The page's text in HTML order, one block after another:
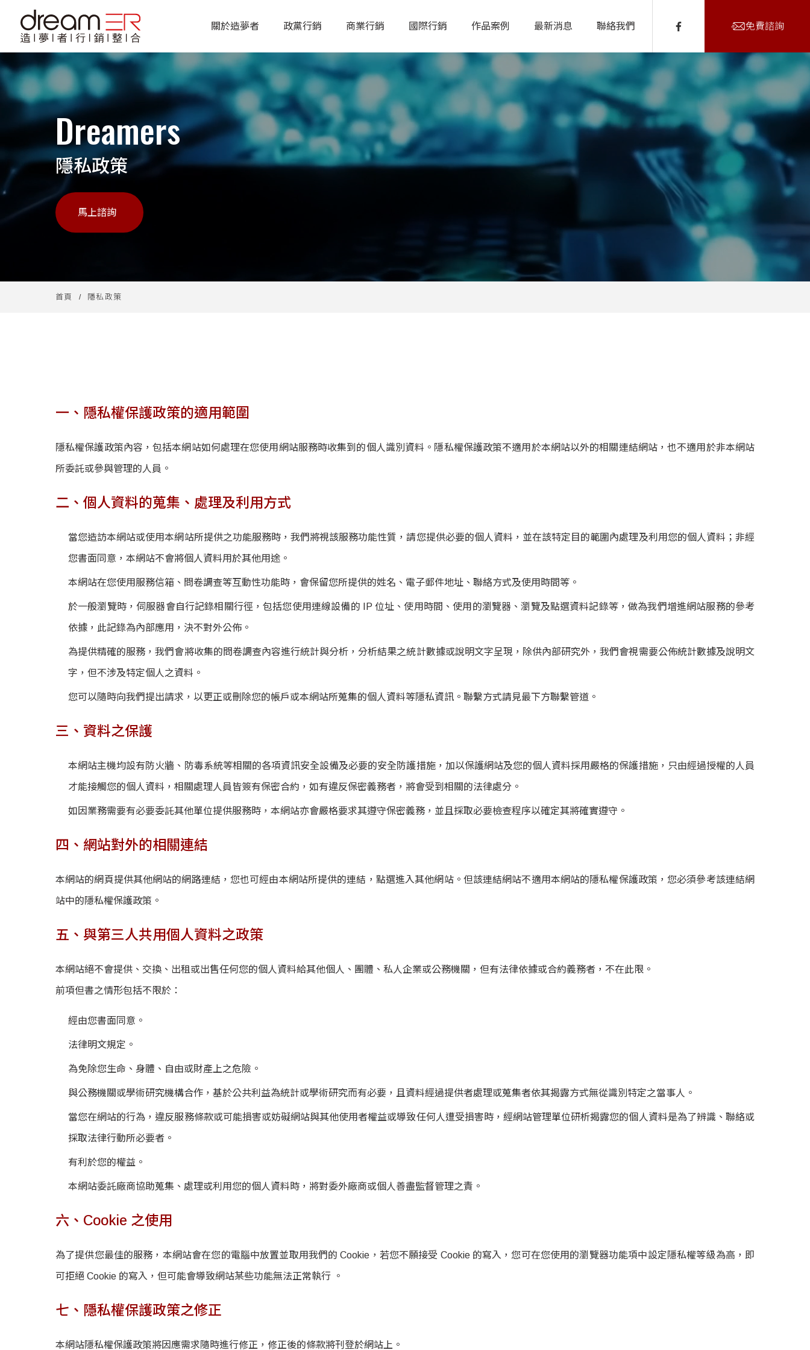
關於造夢者
公司介紹
團隊成員
合作客戶
政黨行銷 商業行銷 國際行銷 作品案例 最新消息
新聞報導
代理合作
聯絡我們 免費諮詢
Dreamers
隱私政策
馬上諮詢
首頁 隱私政策
一、隱私權保護政策的適用範圍
隱私權保護政策內容，包括本網站如何處理在您使用網站服務時收集到的個人識別資料。隱私權保護政策不適用於本網站以外的相關連結網站，也不適用於非本網站
所委託或參與管理的人員。
二、個人資料的蒐集、處理及利用方式
當您造訪本網站或使用本網站所提供之功能服務時，我們將視該服務功能性質，請您提供必要的個人資料，並在該特定目的範圍內處理及利用您的個人資料；非經
您書面同意，本網站不會將個人資料用於其他用途。
本網站在您使用服務信箱、問卷調查等互動性功能時，會保留您所提供的姓名、電子郵件地址、聯絡方式及使用時間等。
於一般瀏覽時，伺服器會自行記錄相關行徑，包括您使用連線設備的 IP 位址、使用時間、使用的瀏覽器、瀏覽及點選資料記錄等，做為我們增進網站服務的參考
依據，此記錄為內部應用，決不對外公佈。
為提供精確的服務，我們會將收集的問卷調查內容進行統計與分析，分析結果之統計數據或說明文字呈現，除供內部研究外，我們會視需要公佈統計數據及說明文
字，但不涉及特定個人之資料。
您可以隨時向我們提出請求，以更正或刪除您的帳戶或本網站所蒐集的個人資料等隱私資訊。聯繫方式請見最下方聯繫管道。
三、資料之保護
本網站主機均設有防火牆、防毒系統等相關的各項資訊安全設備及必要的安全防護措施，加以保護網站及您的個人資料採用嚴格的保護措施，只由經過授權的人員
才能接觸您的個人資料，相關處理人員皆簽有保密合約，如有違反保密義務者，將會受到相關的法律處分。
如因業務需要有必要委託其他單位提供服務時，本網站亦會嚴格要求其遵守保密義務，並且採取必要檢查程序以確定其將確實遵守。
四、網站對外的相關連結
本網站的網頁提供其他網站的網路連結，您也可經由本網站所提供的連結，點選進入其他網站。但該連結網站不適用本網站的隱私權保護政策，您必須參考該連結網
站中的隱私權保護政策。
五、與第三人共用個人資料之政策
本網站絕不會提供、交換、出租或出售任何您的個人資料給其他個人、團體、私人企業或公務機關，但有法律依據或合約義務者，不在此限。
前項但書之情形包括不限於：
經由您書面同意。
法律明文規定。
為免除您生命、身體、自由或財產上之危險。
與公務機關或學術研究機構合作，基於公共利益為統計或學術研究而有必要，且資料經過提供者處理或蒐集者依其揭露方式無從識別特定之當事人。
當您在網站的行為，違反服務條款或可能損害或妨礙網站與其他使用者權益或導致任何人遭受損害時，經網站管理單位研析揭露您的個人資料是為了辨識、聯絡或
採取法律行動所必要者。
有利於您的權益。
本網站委託廠商協助蒐集、處理或利用您的個人資料時，將對委外廠商或個人善盡監督管理之責。
六、Cookie 之使用
為了提供您最佳的服務，本網站會在您的電腦中放置並取用我們的 Cookie，若您不願接受 Cookie 的寫入，您可在您使用的瀏覽器功能項中設定隱私權等級為高，即
可拒絕 Cookie 的寫入，但可能會導致網站某些功能無法正常執行 。
七、隱私權保護政策之修正
本網站隱私權保護政策將因應需求隨時進行修正，修正後的條款將刊登於網站上。